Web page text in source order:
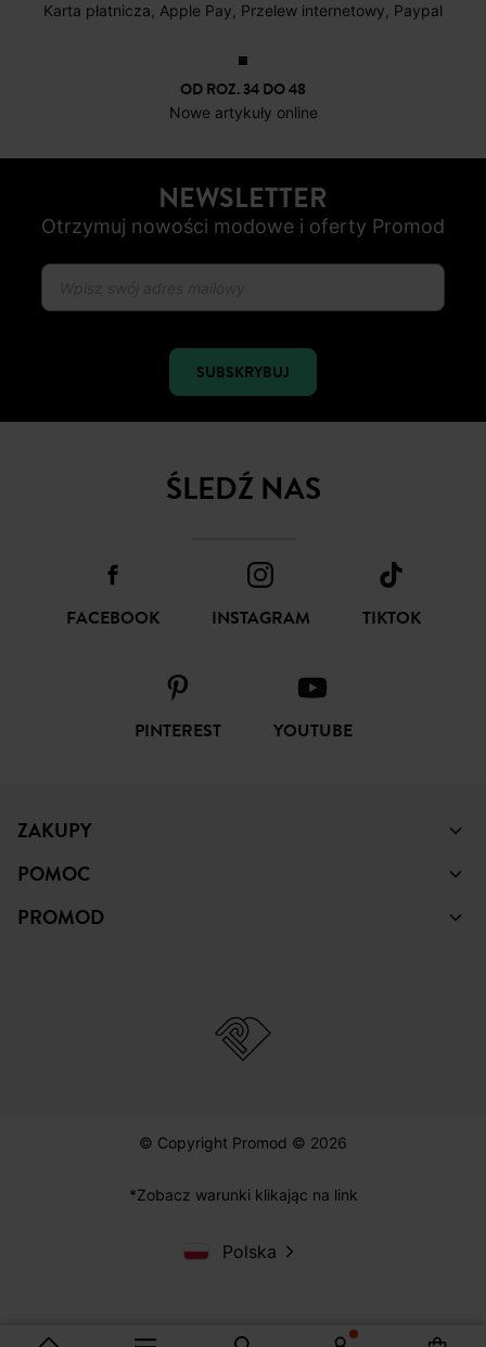
Karta płatnicza, Apple Pay, Przelew internetowy, Paypal
OD ROZ. 34 DO 48
Nowe artykuły online
NEWSLETTER
Otrzymuj nowości modowe i oferty Promod
SUBSKRYBUJ
ŚLEDŹ NAS
FACEBOOK INSTAGRAM TIKTOK
PINTEREST YOUTUBE
ZAKUPY
POMOC
PROMOD
© Copyright Promod © 2026
*Zobacz warunki klikając na link
Polska